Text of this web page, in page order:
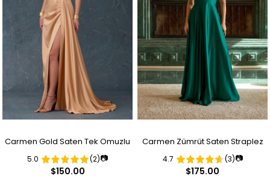
Carmen Gold Saten Tek Omuzlu
Yırtmaçlı Uzun Abiye Elbise
5.0 (2)📷
$150.00
Carmen Zümrüt Saten Straplez
Uzun Abiye Elbise ve Davet
4.7 (3)📷
$175.00